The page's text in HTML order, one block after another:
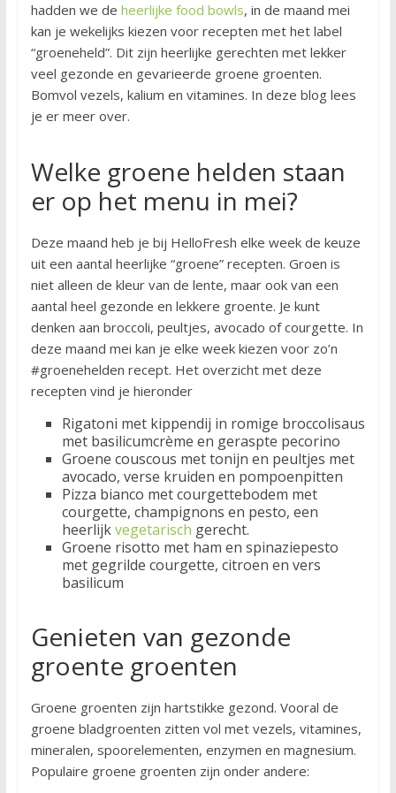
hadden we de heerlijke food bowls, in de maand mei
kan je wekelijks kiezen voor recepten met het label
“groeneheld”. Dit zijn heerlijke gerechten met lekker
veel gezonde en gevarieerde groene groenten.
Bomvol vezels, kalium en vitamines. In deze blog lees
je er meer over.
Welke groene helden staan
er op het menu in mei?
Deze maand heb je bij HelloFresh elke week de keuze
uit een aantal heerlijke “groene” recepten. Groen is
niet alleen de kleur van de lente, maar ook van een
aantal heel gezonde en lekkere groente. Je kunt
denken aan broccoli, peultjes, avocado of courgette. In
deze maand mei kan je elke week kiezen voor zo’n
#groenehelden recept. Het overzicht met deze
recepten vind je hieronder
Rigatoni met kippendij in romige broccolisaus
met basilicumcrème en geraspte pecorino
Groene couscous met tonijn en peultjes met
avocado, verse kruiden en pompoenpitten
Pizza bianco met courgettebodem met
courgette, champignons en pesto, een
heerlijkvegetarisch gerecht.
Groene risotto met ham en spinaziepesto
met gegrilde courgette, citroen en vers
basilicum
Genieten van gezonde
groente groenten
Groene groenten zijn hartstikke gezond. Vooral de
groene bladgroenten zitten vol met vezels, vitamines,
mineralen, spoorelementen, enzymen en magnesium.
Populaire groene groenten zijn onder andere: